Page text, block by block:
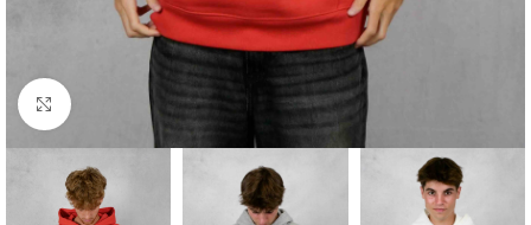
Cliquez pour agrandir